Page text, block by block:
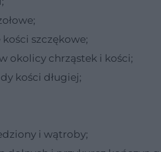
szczękowe;
okolicy chrząstek i kości;
kości długiej;
i wątroby;